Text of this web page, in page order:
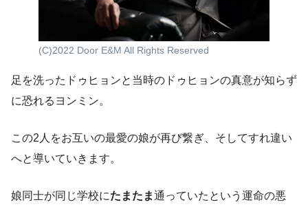
(C)2022 Door E&M All Rights Reserved
足を洗ったドゥヒョンと当時のドゥヒョンの真意が知らず
に恐れるヨンミン。
この2人をお互いの最愛の娘が再び繋ぎ、そしてすれ違い
へと導いていきます。
娘同士が同じ学校にたまたま通っていたという運命の悪